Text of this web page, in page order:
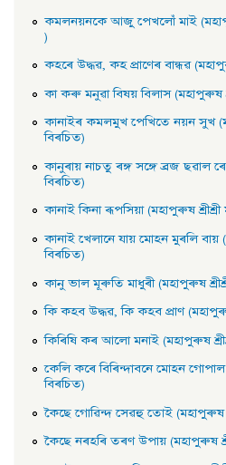
কমলনয়নকে আজু পেখলোঁ মাই
)
কহৰে উদ্ধৱ, কহ প্রাণেৰ বান্ধৱ
কা কৰু মনুৱা বিষয় বিলাস (মহাপুৰুষ
কানাইৰ কমলমুখ পেখিতে নয়ন সুখ
বিৰচিত)
কানুৰায় নাচতু ৰঙ্গ সঙ্গে ব্রজ ছৱাল
বিৰচিত)
কানাই কিনা ৰূপসিয়া (মহাপুৰুষ
কানাই খেলানে যায় মােহন মুৰলি বায়
বিৰচিত)
কানু ভাল মূৰুতি মাধুৰী (মহাপুৰুষ
কি কহব উদ্ধৱ, কি কহব প্রাণ (মহাপুৰুষ
কিৰিষি কৰ আলাে মনাই (মহাপুৰুষ
কেলি কৰে বিৰিন্দাবনে মােহন
বিৰচিত)
কৈছে গােৱিন্দ সেৱহু তােই (মহাপুৰুষ
কৈছে নৰহৰি তৰণ উপায় (মহাপুৰুষ